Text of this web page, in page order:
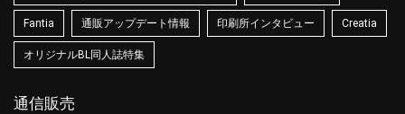
Fantia 通販アップデート情報 印刷所インタビュー Creatia
オリジナルBL同人誌特集
通信販売